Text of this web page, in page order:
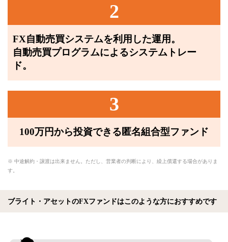
2
FX自動売買システムを利用した運用。
自動売買プログラムによるシステムトレー
ド。
3
100万円から投資できる匿名組合型ファンド
※ 中途解約・譲渡は出来ません。ただし、営業者の判断により、繰上償還する場合がありま
す。
ブライト・アセットのFXファンドはこのような方におすすめです